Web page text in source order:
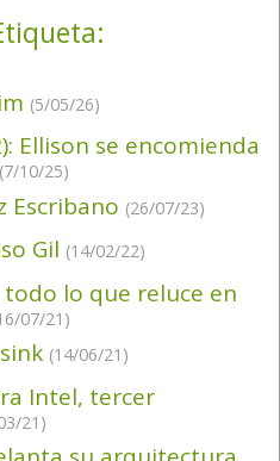
(5/05/26)
Ellison se encomienda
(7/10/25)
Escribano (26/07/23)
Gil (14/02/22)
todo lo que reluce en
07/21)
(14/06/21)
Intel, tercer
21)